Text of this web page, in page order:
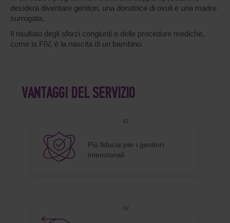
desidera diventare genitori, una donatrice di ovuli e una madre
surrogata.
Il risultato degli sforzi congiunti e delle procedure mediche,
come la FIV, è la nascita di un bambino.
VANTAGGI DEL SERVIZIO
Più fiducia per i genitori
intenzionali